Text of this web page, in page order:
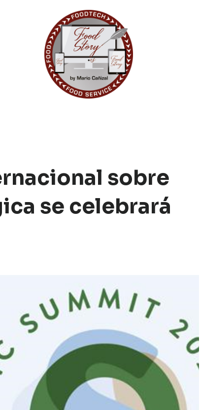
sobre
se celebrará